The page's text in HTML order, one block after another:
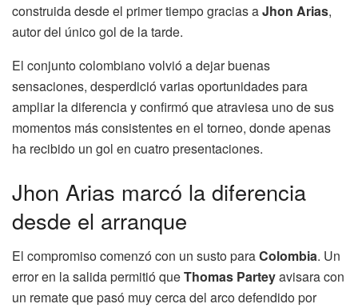
construida desde el primer tiempo gracias aJhon Arias,
autor del único gol de la tarde.
El conjunto colombiano volvió a dejar buenas
sensaciones, desperdició varias oportunidades para
ampliar la diferencia y confirmó que atraviesa uno de sus
momentos más consistentes en el torneo, donde apenas
ha recibido un gol en cuatro presentaciones.
Jhon Arias marcó la diferencia
desde el arranque
El compromiso comenzó con un susto paraColombia. Un
error en la salida permitió queThomas Parteyavisara con
un remate que pasó muy cerca del arco defendido por